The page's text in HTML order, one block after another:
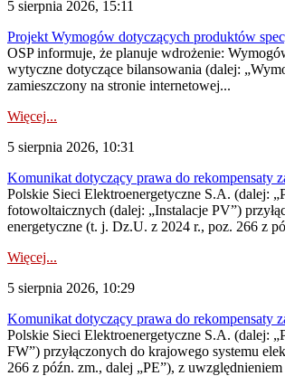
5 sierpnia 2026, 15:11
Projekt Wymogów dotyczących produktów
OSP informuje, że planuje wdrożenie:
wytyczne dotyczące bilansowania (dalej:
zamieszczony na stronie internetowej...
Więcej...
5 sierpnia 2026, 10:31
Komunikat dotyczący prawa do rekompensaty
Polskie Sieci Elektroenergetyczne S.A. (dalej:
fotowoltaicznych (dalej: „Instalacje PV”)
energetyczne (t. j. Dz.U. z 2024 r., poz. 266 z
Więcej...
5 sierpnia 2026, 10:29
Komunikat dotyczący prawa do rekompensaty
Polskie Sieci Elektroenergetyczne S.A. (dalej:
FW”) przyłączonych do krajowego systemu
266 z późn. zm., dalej „PE”), z